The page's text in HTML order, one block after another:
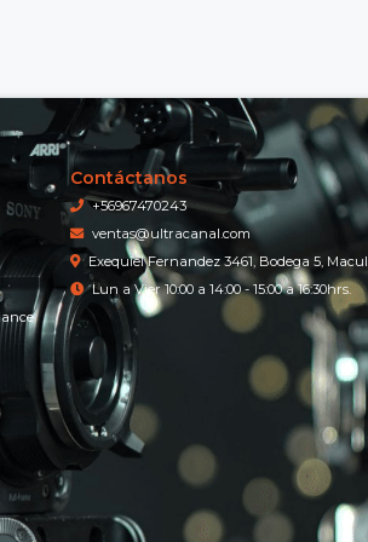
Contáctanos
+56967470243
ventas@ultracanal.com
Exequiel Fernandez 3461, Bodega 5, Macul.
Lun a Vier 10:00 a 14:00 - 15:00 a 16:30hrs.